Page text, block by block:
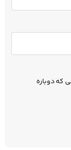
که دوباره